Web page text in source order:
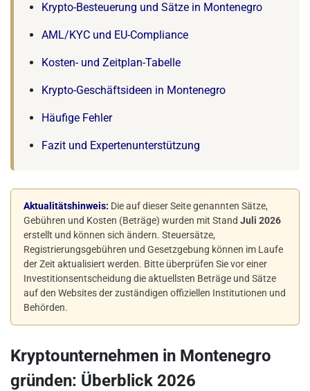
Krypto-Besteuerung und Sätze in Montenegro
AML/KYC und EU-Compliance
Kosten- und Zeitplan-Tabelle
Krypto-Geschäftsideen in Montenegro
Häufige Fehler
Fazit und Expertenunterstützung
Aktualitätshinweis: Die auf dieser Seite genannten Sätze,
Gebühren und Kosten (Beträge) wurden mit Stand Juli 2026
erstellt und können sich ändern. Steuersätze,
Registrierungsgebühren und Gesetzgebung können im Laufe
der Zeit aktualisiert werden. Bitte überprüfen Sie vor einer
Investitionsentscheidung die aktuellsten Beträge und Sätze
auf den Websites der zuständigen offiziellen Institutionen und
Behörden.
Kryptounternehmen in Montenegro
gründen: Überblick 2026